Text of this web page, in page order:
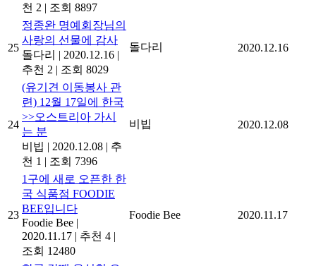
천 2 | 조회 8897
25
정종완 명예회장님의
사랑의 선물에 감사
돌다리 | 2020.12.16 |
추천 2 | 조회 8029
돌다리 2020.12.16
24
(유기견 이동봉사 관
련) 12월 17일에 한국
>>오스트리아 가시
는 분
비빕 | 2020.12.08 | 추
천 1 | 조회 7396
비빕 2020.12.08
23
1구에 새로 오픈한 한
국 식품점 FOODIE
BEE입니다
Foodie Bee |
2020.11.17 | 추천 4 |
조회 12480
Foodie Bee 2020.11.17